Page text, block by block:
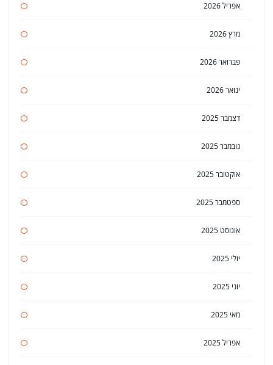
אפריל 2026
מרץ 2026
פברואר 2026
ינואר 2026
דצמבר 2025
נובמבר 2025
אוקטובר 2025
ספטמבר 2025
אוגוסט 2025
יולי 2025
יוני 2025
מאי 2025
אפריל 2025